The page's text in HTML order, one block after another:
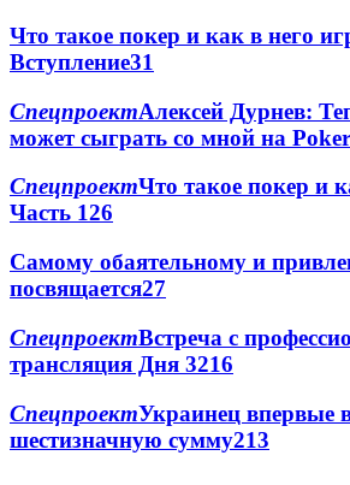
Что такое покер и как в него
Вступление31
СпецпроектАлексей Дурнев:
может сыграть со мной на
СпецпроектЧто такое покер и
Часть 126
Самому обаятельному и
посвящается27
СпецпроектВстреча с
трансляция Дня 3216
СпецпроектУкраинец впервые
шестизначную сумму213